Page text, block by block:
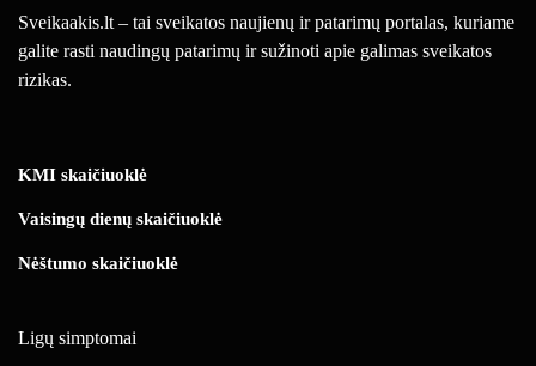
Sveikaakis.lt – tai sveikatos naujienų ir patarimų portalas, kuriame
galite rasti naudingų patarimų ir sužinoti apie galimas sveikatos
rizikas.
KMI skaičiuoklė
Vaisingų dienų skaičiuoklė
Nėštumo skaičiuoklė
Ligų simptomai